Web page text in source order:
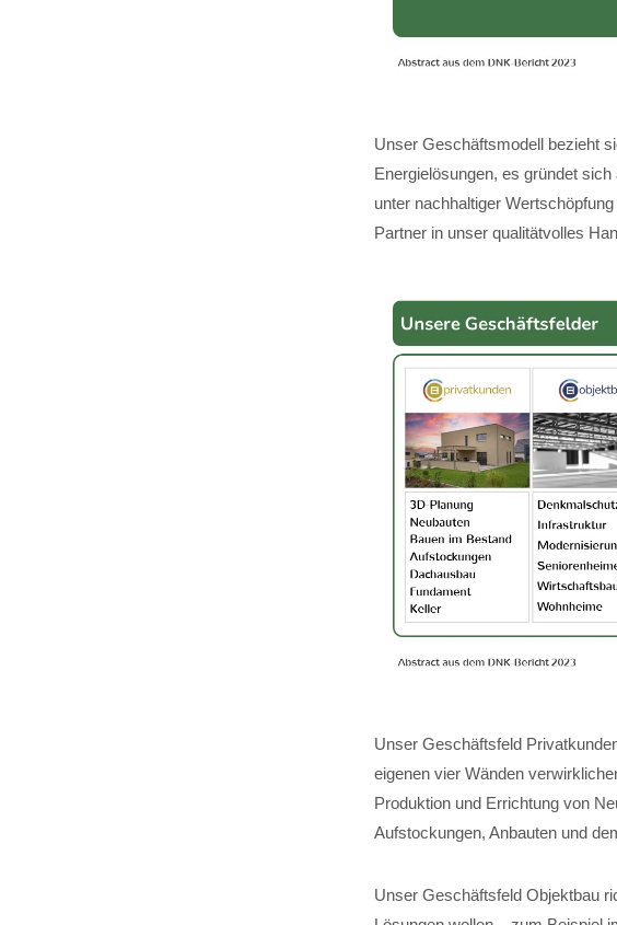
Unser Geschäftsmodell bezieht
Energielösungen, es gründet
unter nachhaltiger
Partner in unser qualitätvolles
Unser Geschäftsfeld
eigenen vier Wänden
Produktion und Errichtung von
Aufstockungen, Anbauten und
Unser Geschäftsfeld Objektbau